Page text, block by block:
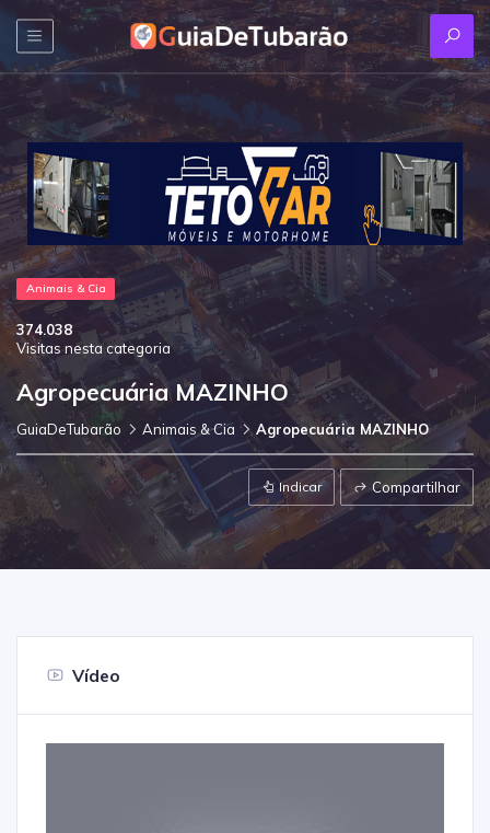
Animais & Cia
374.038
Visitas nesta categoria
Agropecuária MAZINHO
GuiaDeTubarão Animais & Cia Agropecuária MAZINHO
Indicar Compartilhar
Vídeo